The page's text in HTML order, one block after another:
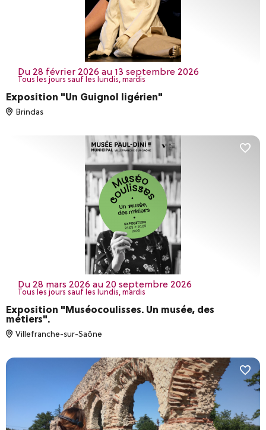
Distractions & loisirs
Sons et Lumières
Terroir & oenotourisme
Tous les jours sauf les lundis, mardis
du 28 février 2026 au 13 septembre 2026
Exposition "Un Guignol ligérien"
Brindas
Tous les jours sauf les lundis, mardis
du 28 mars 2026 au 20 septembre 2026
Exposition "Muséocoulisses. Un musée, des
métiers".
Villefranche-sur-Saône